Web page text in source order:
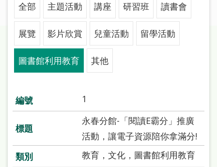
常
見
問
答
加
市
圖
網
站
導
全部 主題活動 講座 研習班 讀書會
展覽 影片欣賞 兒童活動 留學活動
圖書館利用教育 其他
1
永春分館-「閱讀E霸分」推廣
活動，讓電子資源陪你拿滿分!
教育，文化，圖書館利用教育